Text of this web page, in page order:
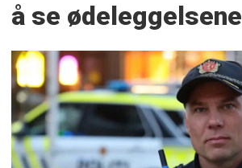
å se ødeleggelsene